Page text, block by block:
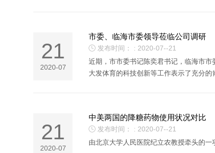
21
2020-07
市委、临海市委领导莅临公司调研
发布时间： : 2020-07--21
近期，市市委书记陈奕君书记，临海市
大发体育的科技创新等工作表示了充分的
21
2020-07
中美两国的降糖药物使用状况对比
发布时间： : 2020-07--21
由北京大学人民医院纪立农教授牵头的